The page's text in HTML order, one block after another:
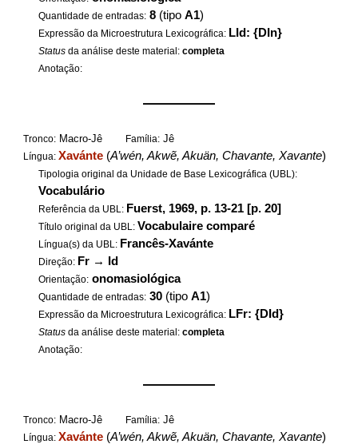
Quantidade de entradas: 8 (tipoA1)
Expressão da Microestrutura Lexicográfica: LId: {DIn}
Status da análise deste material:completa
Anotação:
——————
Tronco: Macro-Jê Família: Jê
Língua:Xavánte (A’wén, Akwẽ, Akuän, Chavante, Xavante)
Tipologia original da Unidade de Base Lexicográfica (UBL):
Vocabulário
Referência da UBL: Fuerst, 1969, p. 13-21 [p. 20]
Título original da UBL: Vocabulaire comparé
Língua(s) da UBL: Francês-Xavánte
Direção: Fr → Id
Orientação: onomasiológica
Quantidade de entradas: 30 (tipoA1)
Expressão da Microestrutura Lexicográfica: LFr: {DId}
Status da análise deste material:completa
Anotação:
——————
Tronco: Macro-Jê Família: Jê
Língua:Xavánte (A’wén, Akwẽ, Akuän, Chavante, Xavante)